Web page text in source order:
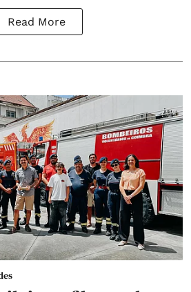
Read More